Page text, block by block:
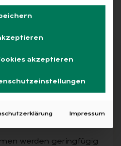
Abo L+G +
werden geringfügig
akzeptieren
Impressum